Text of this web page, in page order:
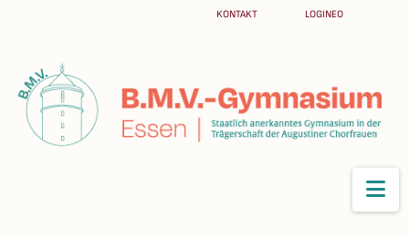
KONTAKT LOGINEO